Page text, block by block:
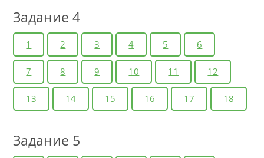
Задание 4
1 2 3 4 5 6
7 8 9 10 11 12
13 14 15 16 17 18
Задание 5